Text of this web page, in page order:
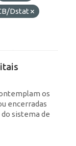
Dstat
os
encerradas
sistema de